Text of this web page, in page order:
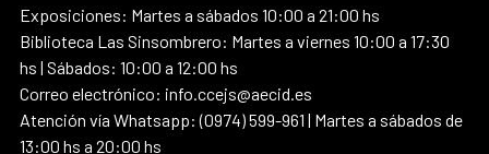
Exposiciones: Martes a sábados 10:00 a 21:00 hs
Biblioteca Las Sinsombrero: Martes a viernes 10:00 a 17:30
hs | Sábados: 10:00 a 12:00 hs
Correo electrónico: info.ccejs@aecid.es
Atención vía Whatsapp: (0974) 599-961 | Martes a sábados de
13:00 hs a 20:00 hs